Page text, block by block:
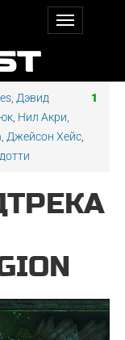
1
Дэвид
Нил Акри
Джейсон Хейс